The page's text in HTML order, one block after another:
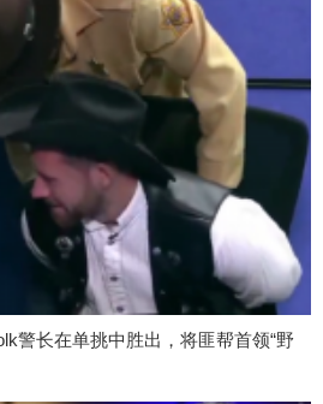
警长在单挑中胜出，将匪帮首领“野